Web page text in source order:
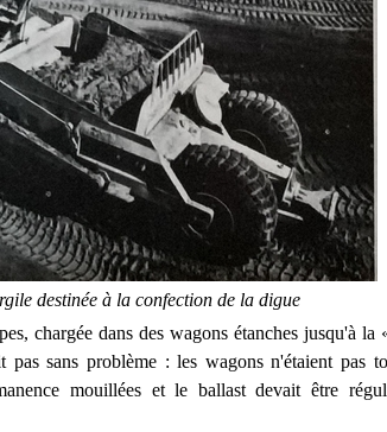
destinée à la confection de la digue
chargée dans des wagons étanches jusqu'à la
sans problème : les wagons n'étaient pas
mouillées et le ballast devait être